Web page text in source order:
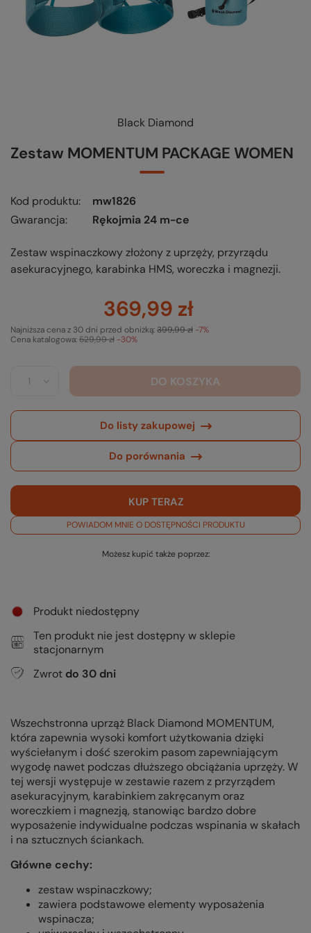
Black Diamond
Zestaw MOMENTUM PACKAGE WOMEN
Kod produktu
mw1826
Gwarancja
Rękojmia 24 m-ce
Zestaw wspinaczkowy złożony z uprzęży, przyrządu
asekuracyjnego, karabinka HMS, woreczka i magnezji.
369,99 zł
Cena katalogowa:529,99 zł -30%
Najniższa cena z 30 dni przed obniżką:399,99 zł -7%
DO KOSZYKA
Do listy zakupowej
Do porównania
KUP TERAZ
POWIADOM MNIE O DOSTĘPNOŚCI PRODUKTU
Możesz kupić także poprzez:
Produkt niedostępny
Ten produkt nie jest dostępny w sklepie
stacjonarnym
Zwrot do 30 dni
Wszechstronna uprząż Black Diamond MOMENTUM,
która zapewnia wysoki komfort użytkowania dzięki
wyściełanym i dość szerokim pasom zapewniającym
wygodę nawet podczas dłuższego obciążania uprzęży. W
tej wersji występuje w zestawie razem z przyrządem
asekuracyjnym, karabinkiem zakręcanym oraz
woreczkiem i magnezją, stanowiąc bardzo dobre
wyposażenie indywidualne podczas wspinania w skałach
i na sztucznych ściankach.
Główne cechy:
zestaw wspinaczkowy;
zawiera podstawowe elementy wyposażenia
wspinacza;